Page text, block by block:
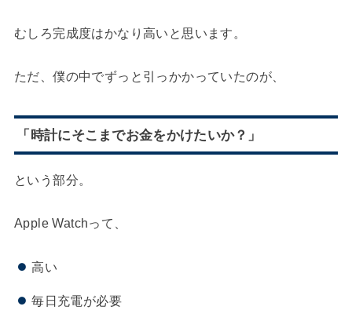
むしろ完成度はかなり高いと思います。
ただ、僕の中でずっと引っかかっていたのが、
「時計にそこまでお金をかけたいか？」
という部分。
Apple Watchって、
高い
毎日充電が必要